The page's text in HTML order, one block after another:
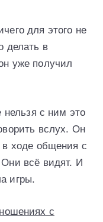
для этого не
делать в
уже получил
нельзя с ним это
вслух. Он
в ходе общения с
всё видят. И
игры.
с